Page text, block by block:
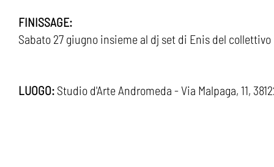
FINISSAGE:
Sabato 27 giugno insieme al dj set di Enis del
LUOGO: Studio d'Arte Andromeda - Via Malpaga, 11,